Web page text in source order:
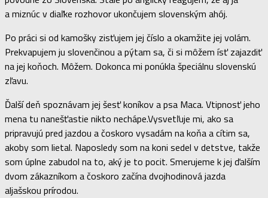
a miznúc v diaľke rozhovor ukončujem slovenským ahój.
Po práci si od kamošky zisťujem jej číslo a okamžite jej volám.
Prekvapujem ju slovenčinou a pýtam sa, či si môžem ísť zajazdiť
na jej koňoch. Môžem. Dokonca mi ponúkla špeciálnu slovenskú
zľavu.
Ďalší deň spoznávam jej šesť koníkov a psa Maca. Vtipnosť jeho
mena tu nanešťastie nikto nechápe.Vysvetľuje mi, ako sa
pripravujú pred jazdou a čoskoro vysadám na koňa a cítim sa,
akoby som lietal. Naposledy som na koni sedel v detstve, takže
som úplne zabudol na to, aký je to pocit. Smerujeme k jej ďalším
dvom zákazníkom a čoskoro začína dvojhodinová jazda
aljašskou prírodou.